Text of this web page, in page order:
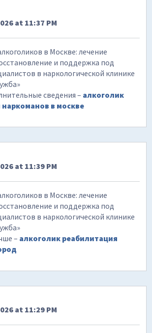
at 11:37 PM
в Москве: лечение
и поддержка под
в наркологической клинике
сведения – алкоголик
в москве
at 11:39 PM
в Москве: лечение
и поддержка под
в наркологической клинике
– алкоголик реабилитация
at 11:29 PM